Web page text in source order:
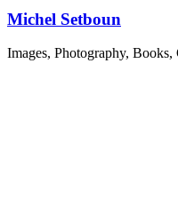
Michel Setboun
Images, Photography,